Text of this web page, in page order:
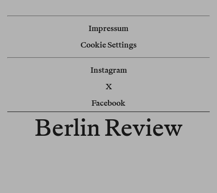
Impressum
Cookie Settings
Instagram
X
Facebook
Berlin Review